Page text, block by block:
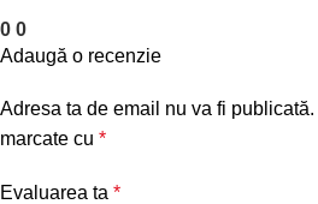
0 0
Adaugă o recenzie
Adresa ta de email nu va fi publicată.
marcate cu *
Evaluarea ta *